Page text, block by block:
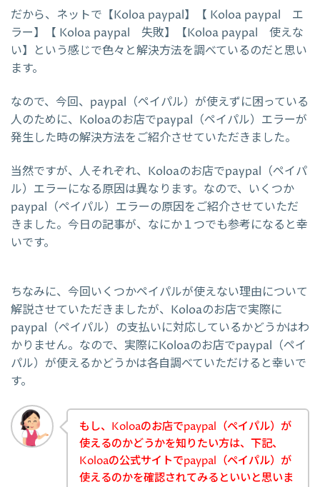
だから、ネットで【Koloa paypal】【 Koloa paypal エ
ラー】【 Koloa paypal 失敗】【Koloa paypal 使えな
い】という感じで色々と解決方法を調べているのだと思い
ます。
なので、今回、paypal（ペイパル）が使えずに困っている
人のために、Koloaのお店でpaypal（ペイパル）エラーが
発生した時の解決方法をご紹介させていただきました。
当然ですが、人それぞれ、Koloaのお店でpaypal（ペイパ
ル）エラーになる原因は異なります。なので、いくつか
paypal（ペイパル）エラーの原因をご紹介させていただ
きました。今日の記事が、なにか１つでも参考になると幸
いです。
ちなみに、今回いくつかペイパルが使えない理由について
解説させていただきましたが、Koloaのお店で実際に
paypal（ペイパル）の支払いに対応しているかどうかはわ
かりません。なので、実際にKoloaのお店でpaypal（ペイ
パル）が使えるかどうかは各自調べていただけると幸いで
す。
もし、Koloaのお店でpaypal（ペイパル）が
使えるのかどうかを知りたい方は、下記、
Koloaの公式サイトでpaypal（ペイパル）が
使えるのかを確認されてみるといいと思いま